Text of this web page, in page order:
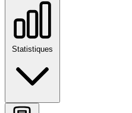
Statistiques